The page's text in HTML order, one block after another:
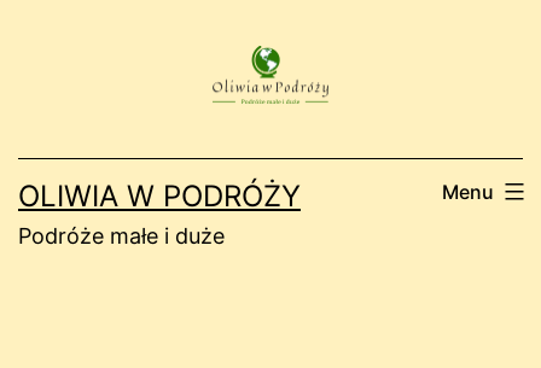
OLIWIA W PODRÓŻY
Podróże małe i duże
Menu